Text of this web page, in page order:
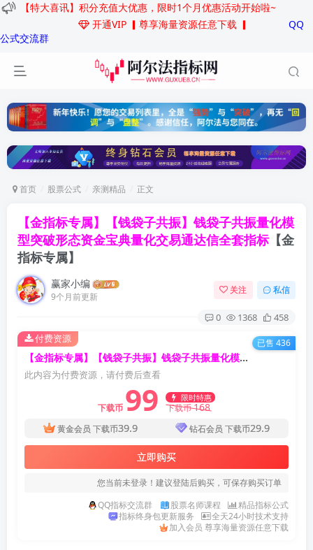
【特大喜讯】积分充值大优惠，限时1个月优惠活动开始啦~
开通VIP ▎尊享海量资源任意下载 ▎
QQ
公式交流群
首页 股票公式 亲测精品 正文
【金指标专属】【钱袋子共振】钱袋子共振量化模
型突破形态资金宝典量化交易通达信全套指标【金
指标专属】
赢家小编
9个月前更新
关注 私信
0 1368 458
【金指标专属】【钱袋子共振】钱袋子共振量化模型突破形态资金宝典量化交易通达信全套指标
此内容为付费资源，请付费后查看
下载币 99 限时特惠
下载币168
黄金会员 下载币39.9 钻石会员 下载币29.9
立即购买
您当前未登录！建议登陆后购买，可保存购买订单
QQ指标交流群
股票名师课程
精品指标公式
指标终身包更新服务
全天24小时技术支持
加入会员 尊享海量资源任意下载
付费资源 已售 436